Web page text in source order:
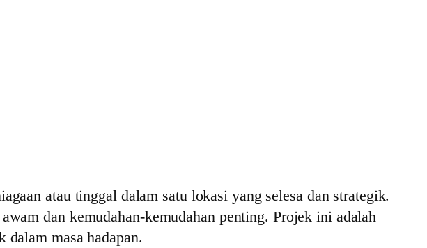
atau tinggal dalam satu lokasi yang selesa dan strategik.
dan kemudahan-kemudahan penting. Projek ini adalah
masa hadapan.